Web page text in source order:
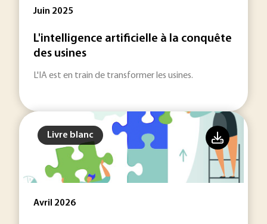
Juin 2025
L'intelligence artificielle à la conquête
des usines
L'IA est en train de transformer les usines.
Livre blanc
Avril 2026